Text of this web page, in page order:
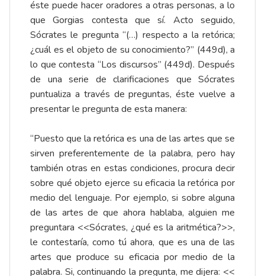
éste puede hacer oradores a otras personas, a lo
que Gorgias contesta que sí. Acto seguido,
Sócrates le pregunta “(…) respecto a la retórica;
¿cuál es el objeto de su conocimiento?” (449d), a
lo que contesta “Los discursos” (449d). Después
de una serie de clarificaciones que Sócrates
puntualiza a través de preguntas, éste vuelve a
presentar le pregunta de esta manera:
“Puesto que la retórica es una de las artes que se
sirven preferentemente de la palabra, pero hay
también otras en estas condiciones, procura decir
sobre qué objeto ejerce su eficacia la retórica por
medio del lenguaje. Por ejemplo, si sobre alguna
de las artes de que ahora hablaba, alguien me
preguntara <<Sócrates, ¿qué es la aritmética?>>,
le contestaría, como tú ahora, que es una de las
artes que produce su eficacia por medio de la
palabra. Si, continuando la pregunta, me dijera: <<